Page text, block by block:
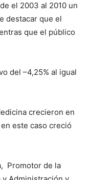
el 2003 al 2010 un
destacar que el
que el público
del –4,25% al igual
crecieron en
este caso creció
Promotor de la